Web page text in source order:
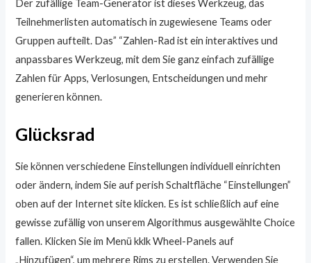
Der zufällige Team-Generator ist dieses Werkzeug, das
Teilnehmerlisten automatisch in zugewiesene Teams oder
Gruppen aufteilt. Das” “Zahlen-Rad ist ein interaktives und
anpassbares Werkzeug, mit dem Sie ganz einfach zufällige
Zahlen für Apps, Verlosungen, Entscheidungen und mehr
generieren können.
Glücksrad
Sie können verschiedene Einstellungen individuell einrichten
oder ändern, indem Sie auf perish Schaltfläche “Einstellungen”
oben auf der Internet site klicken. Es ist schließlich auf eine
gewisse zufällig von unserem Algorithmus ausgewählte Choice
fallen. Klicken Sie im Menü kklk Wheel-Panels auf
„Hinzufügen“, um mehrere Rims zu erstellen. Verwenden Sie